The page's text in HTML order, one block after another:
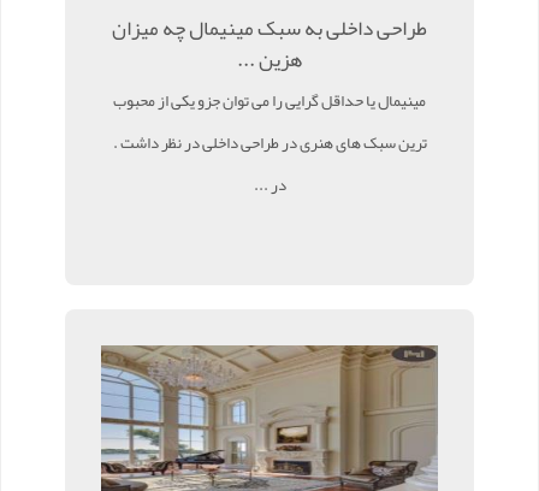
طراحی داخلی به سبک مینیمال چه میزان
هزین ...
مینیمال یا حداقل گرایی را می توان جزو یکی از محبوب
ترین سبک های هنری در طراحی داخلی در نظر داشت .
در ...